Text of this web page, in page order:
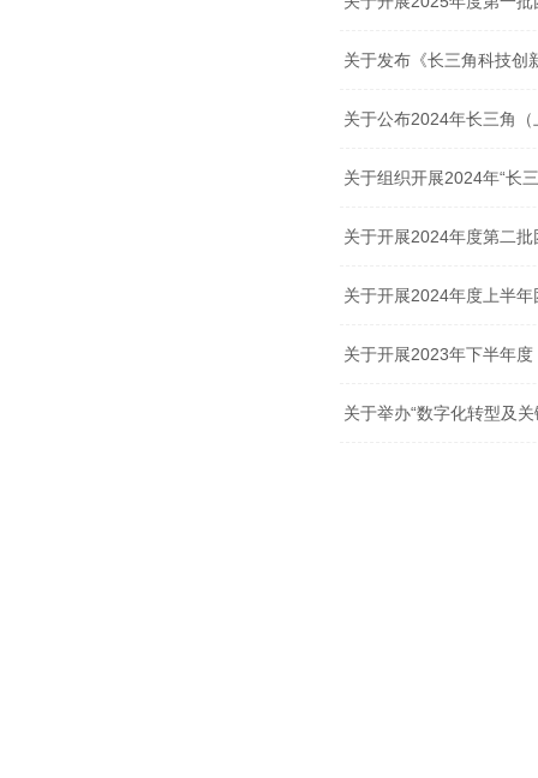
关于发布《长三角科技创
关于公布2024年长三角
关于组织开展2024年“长
关于开展2024年度第二
关于开展2024年度上半
关于开展2023年下半年
关于举办“数字化转型及